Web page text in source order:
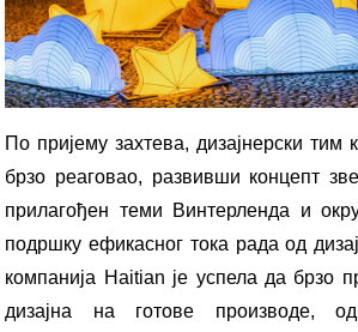
По пријему захтева, дизајнерски тим
брзо реаговао, развивши концепт
прилагођен теми Винтерленда и
подршку ефикасног тока рада од
компанија Haitian је успела да брзо
дизајна на готове производе,